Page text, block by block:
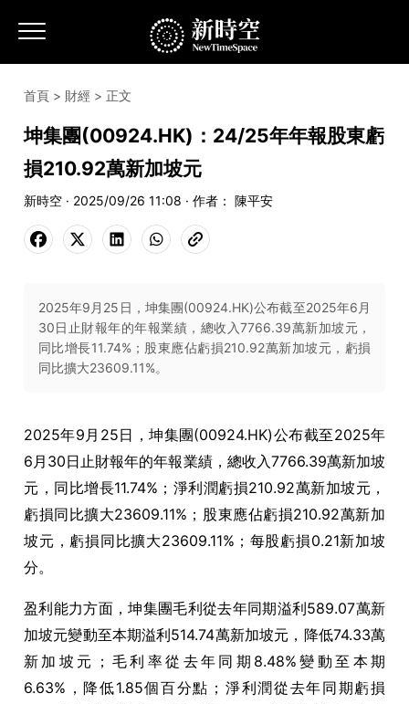
首頁 > 財經 > 正文
坤集團(00924.HK)：24/25年年報股東虧
損210.92萬新加坡元
新時空 · 2025/09/26 11:08 · 作者： 陳平安
2025年9月25日，坤集團(00924.HK)公布截至2025年6月
30日止財報年的年報業績，總收入7766.39萬新加坡元，
同比增長11.74%；股東應佔虧損210.92萬新加坡元，虧損
同比擴大23609.11%。
2025年9月25日，坤集團(00924.HK)公布截至2025年
6月30日止財報年的年報業績，總收入7766.39萬新加坡
元，同比增長11.74%；淨利潤虧損210.92萬新加坡元，
虧損同比擴大23609.11%；股東應佔虧損210.92萬新加
坡元，虧損同比擴大23609.11%；每股虧損0.21新加坡
分。
盈利能力方面，坤集團毛利從去年同期溢利589.07萬新
加坡元變動至本期溢利514.74萬新加坡元，降低74.33萬
新加坡元；毛利率從去年同期8.48%變動至本期
6.63%，降低1.85個百分點；淨利潤從去年同期虧損